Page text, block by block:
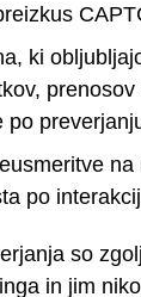
ki
po
na
po
so
in jim